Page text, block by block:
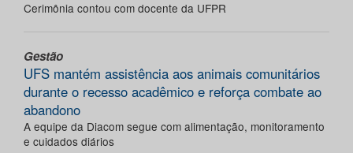
Cerimônia contou com docente da UFPR
Gestão
UFS mantém assistência aos animais comunitários
durante o recesso acadêmico e reforça combate ao
abandono
A equipe da Diacom segue com alimentação, monitoramento
e cuidados diários